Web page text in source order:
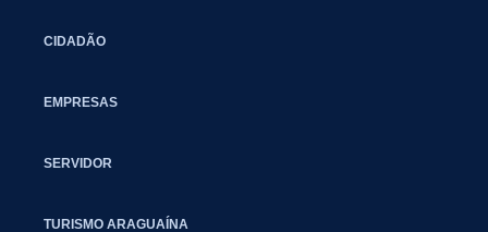
CIDADÃO
EMPRESAS
SERVIDOR
TURISMO ARAGUAÍNA